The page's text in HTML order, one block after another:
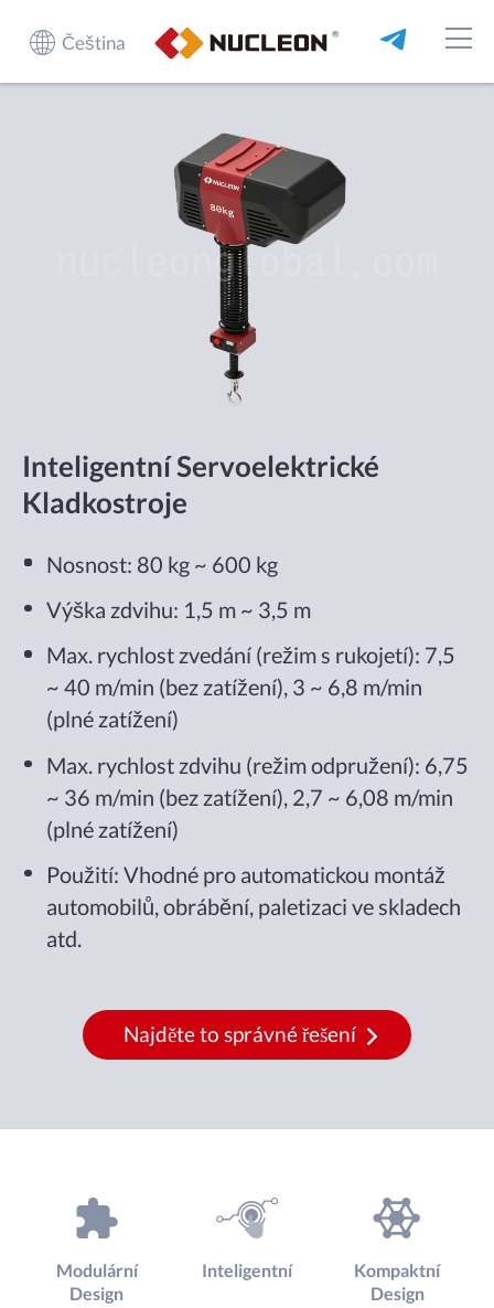
Čeština
Inteligentní Servoelektrické
Kladkostroje
Nosnost: 80 kg ~ 600 kg
Výška zdvihu: 1,5 m ~ 3,5 m
Max. rychlost zvedání (režim s rukojetí): 7,5
~ 40 m/min (bez zatížení), 3 ~ 6,8 m/min
(plné zatížení)
Max. rychlost zdvihu (režim odpružení): 6,75
~ 36 m/min (bez zatížení), 2,7 ~ 6,08 m/min
(plné zatížení)
Použití: Vhodné pro automatickou montáž
automobilů, obrábění, paletizaci ve skladech
atd.
Najděte to správné řešení
Modulární
Design
Inteligentní
Kompaktní
Design